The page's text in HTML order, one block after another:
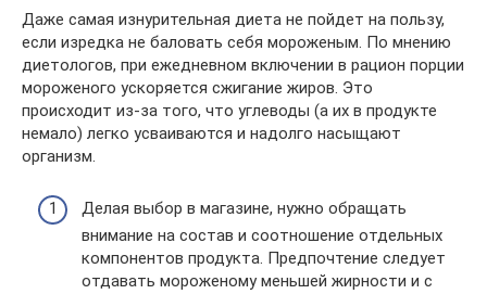
Даже самая изнурительная диета не пойдет на пользу,
если изредка не баловать себя мороженым. По мнению
диетологов, при ежедневном включении в рацион порции
мороженого ускоряется сжигание жиров. Это
происходит из-за того, что углеводы (а их в продукте
немало) легко усваиваются и надолго насыщают
организм.
Делая выбор в магазине, нужно обращать
внимание на состав и соотношение отдельных
компонентов продукта. Предпочтение следует
отдавать мороженому меньшей жирности и с